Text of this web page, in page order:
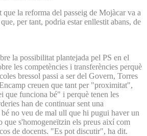
que la reforma del passeig de Mojàcar va a
per tant, podria estar enllestit abans, de
la possibilitat plantejada pel PS en el
les competències i transferències perquè
bressol passi a ser del Govern, Torres
creuen que tant per "proximitat",
que funciona bé" i perquè tenen les
han de continuar sent una
no veu de mal ull que hi pugui haver un
que s'homogeneïtzin els preus així com
de docents. "Es pot discutir", ha dit.